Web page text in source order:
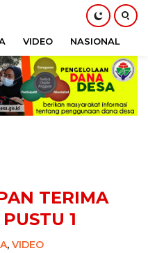
VIDEO NASIONAL
TERIMA
1
, VIDEO